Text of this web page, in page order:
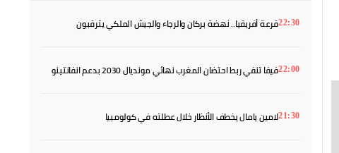
22:30قرعة أفريقيا.. نهضة بركان والرجاء والجيش الملكي يترقبون
22:00فيفا تنفي ربط احتضان المغرب نهائي مونديال 2030 بدعم انفانتينو
21:30لامين يامال يخطف الأنظار خلال عطلته في كولومبيا